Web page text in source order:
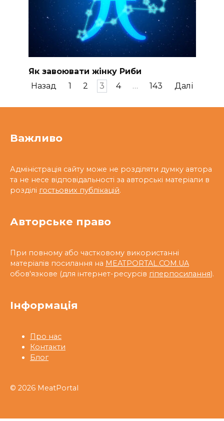
Як завоювати жінку Риби
Пагінація
Назад 1 2 3 4 … 143 Далі
Важливо
Адміністрація сайту може не розділяти думку автора
та не несе відповідальності за авторські матеріали в
розділі гостьових публікацій.
Авторське право
При повному або частковому використанні
матеріалів посилання на MEATPORTAL.COM.UA
обов'язкове (для інтернет-ресурсів гіперпосилання).
Інформація
Про нас
Контакти
Блог
© 2026 MeatPortal